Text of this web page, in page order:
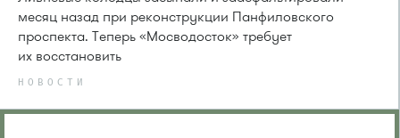
месяц назад при реконструкции Панфиловского
проспекта. Теперь «Мосводосток» требует
их восстановить
НОВОСТИ